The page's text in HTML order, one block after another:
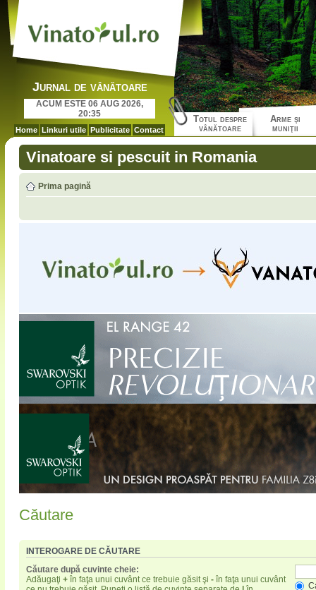
Jurnal de vânătoare
ACUM ESTE 06 AUG 2026,
20:35
Home Linkuri utile Publicitate Contact
Totul despre
vânătoare
Arme şi
muniţii
Vinatoare si pescuit in Romania
Prima pagină
Căutare
INTEROGARE DE CĂUTARE
Căutare după cuvinte cheie:
Adăugaţi + în faţa unui cuvânt ce trebuie găsit şi - în faţa unui cuvânt